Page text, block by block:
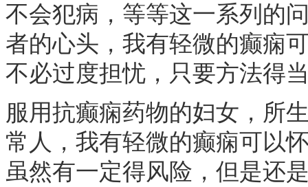
不会犯病，等等这一系列的
者的心头，我有轻微的癫痫
不必过度担忧，只要方法得
服用抗癫痫药物的妇女，所
常人，我有轻微的癫痫可以
虽然有一定得风险，但是还